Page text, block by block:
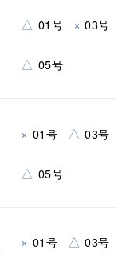
△ 01号 × 03号
△ 05号
× 01号 △ 03号
△ 05号
× 01号 △ 03号